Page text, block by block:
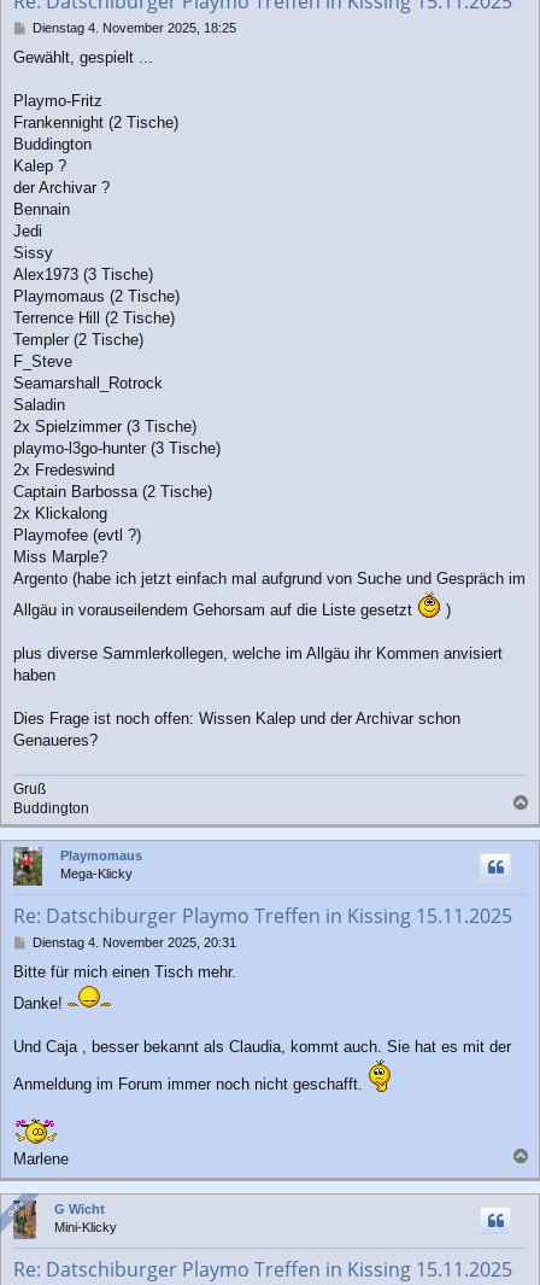
B
i
r
a
Dienstag 4. November 2025, 18:25
Gewählt, gespielt ...
Playmo-Fritz
Frankennight (2 Tische)
Buddington
Kalep ?
der Archivar ?
Bennain
Jedi
Sissy
Alex1973 (3 Tische)
Playmomaus (2 Tische)
Terrence Hill (2 Tische)
Templer (2 Tische)
F_Steve
Seamarshall_Rotrock
Saladin
2x Spielzimmer (3 Tische)
playmo-l3go-hunter (3 Tische)
2x Fredeswind
Captain Barbossa (2 Tische)
2x Klickalong
Playmofee (evtl ?)
Miss Marple?
Argento (habe ich jetzt einfach mal aufgrund von Suche und Gespräch im
Allgäu in vorauseilendem Gehorsam auf die Liste gesetzt
)
plus diverse Sammlerkollegen, welche im Allgäu ihr Kommen anvisiert
haben
Dies Frage ist noch offen: Wissen Kalep und der Archivar schon
Genaueres?
Gruß
Buddington
a
c
Playmomaus
Mega-Klicky
Re: Datschiburger Playmo Treffen in Kissing 15.11.2025
B
i
r
g
Dienstag 4. November 2025, 20:31
Bitte für mich einen Tisch mehr.
Danke!
Und Caja , besser bekannt als Claudia, kommt auch. Sie hat es mit der
Anmeldung im Forum immer noch nicht geschafft.
Marlene
a
c
G Wicht
Mini-Klicky
Re: Datschiburger Playmo Treffen in Kissing 15.11.2025
Online
Online